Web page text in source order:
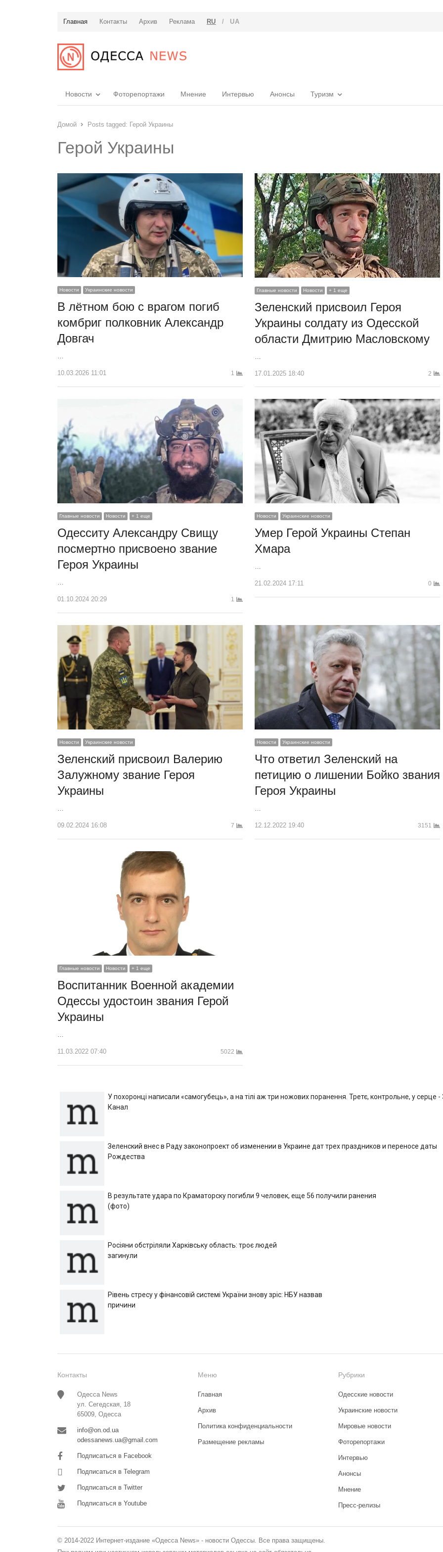
Главная Контакты Архив Реклама RU / UA
Новости Фоторепортажи Мнение Интервью Анонсы Туризм
Домой Posts tagged: Герой Украины
Герой Украины
Новости Украинские новости
В лётном бою с врагом погиб
комбриг полковник Александр
Довгач
…
10.03.2026 11:01 1
Главные новости Новости + 1 еще
Зеленский присвоил Героя
Украины солдату из Одесской
области Дмитрию Масловскому
17.01.2025 18:40 2
Главные новости Новости + 1 еще
Одесситу Александру Свищу
посмертно присвоено звание
Героя Украины
…
01.10.2024 20:29 1
Новости Украинские новости
Умер Герой Украины Степан
Хмара
…
21.02.2024 17:11 0
Новости Украинские новости
Зеленский присвоил Валерию
Залужному звание Героя
Украины
…
09.02.2024 16:08 7
Новости Украинские новости
Что ответил Зеленский на
петицию о лишении Бойко звания
Героя Украины
…
12.12.2022 19:40 3151
Главные новости Новости + 1 еще
Воспитанник Военной академии
Одессы удостоин звания Герой
Украины
…
11.03.2022 07:40 5022
У похоронці написали «самогубець», а на тілі аж три ножових поранення. Третє, контрольне, у серце -
Канал
Зеленский внес в Раду законопроект об изменении в Украине дат трех праздников и переносе даты
Рождества
В результате удара по Краматорску погибли 9 человек, еще 56 получили ранения
(фото)
Росіяни обстріляли Харківську область: троє людей
загинули
Рівень стресу у фінансовій системі України знову зріс: НБУ назвав
причини
Контакты
Одесса News
ул. Сегедская, 18
65009, Одесса
info@on.od.ua
odessanews.ua@gmail.com
Подписаться в Facebook
Подписаться в Telegram
Подписаться в Twitter
Подписаться в Youtube
Меню
Главная
Архив
Политика конфиденциальности
Размещение рекламы
Рубрики
Одесские новости
Украинские новости
Мировые новости
Фоторепортажи
Интервью
Анонсы
Мнение
Пресс-релизы
© 2014-2022 Интернет-издание «Одесса News» - новости Одессы. Все права защищены.